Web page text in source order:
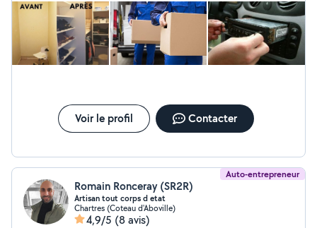
Voir le profil Contacter
Auto-entrepreneur
Romain Ronceray (SR2R)
Artisan tout corps d etat
Chartres (Coteau d'Aboville)
4,9/5 (8 avis)